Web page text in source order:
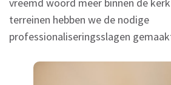
vreemd woord meer binnen de
terreinen hebben we de nodige
professionaliseringsslagen